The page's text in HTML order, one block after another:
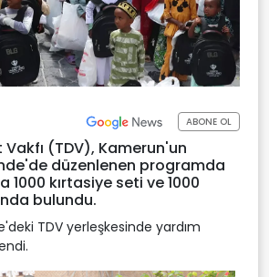
ABONE OL
(TDV), Kamerun'un
düzenlenen programda
kırtasiye seti ve 1000
bulundu.
TDV yerleşkesinde yardım